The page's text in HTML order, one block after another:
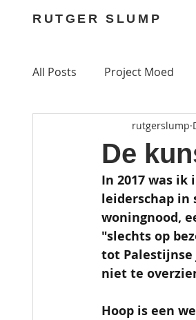
RUTGER SLUMP
All Posts Project Moed
De
rutgerslump
In 2017 was
leiderschap in
woningnood,
"slechts op
tot Palestijnse
niet te
Hoop is een